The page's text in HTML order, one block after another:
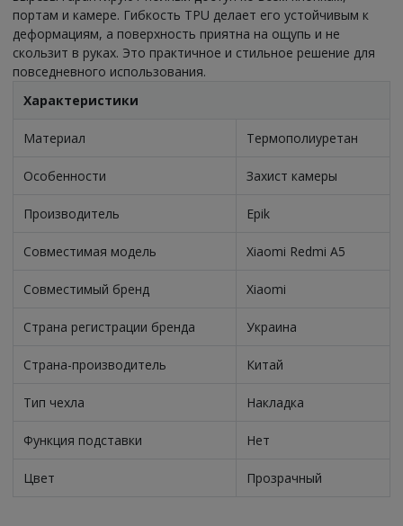
портам и камере. Гибкость TPU делает его устойчивым к
деформациям, а поверхность приятна на ощупь и не
скользит в руках. Это практичное и стильное решение для
повседневного использования.
Характеристики
Материал Термополиуретан
Особенности Захист камеры
Производитель Epik
Совместимая модель Xiaomi Redmi A5
Совместимый бренд Xiaomi
Страна регистрации бренда Украина
Страна-производитель Китай
Тип чехла Накладка
Функция подставки Нет
Цвет Прозрачный